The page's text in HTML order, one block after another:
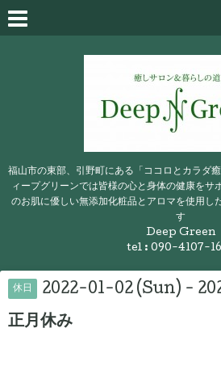
福山市の東部、引野町にある「ココロとカラ
ィープグリーンでは皆様の心と身体の健康を
のお肌に優しい無添加化粧品とアロマを使用し
す
Deep Green
tel : 090-4107-
休日 2022-01-02 (Sun) -
正月休み